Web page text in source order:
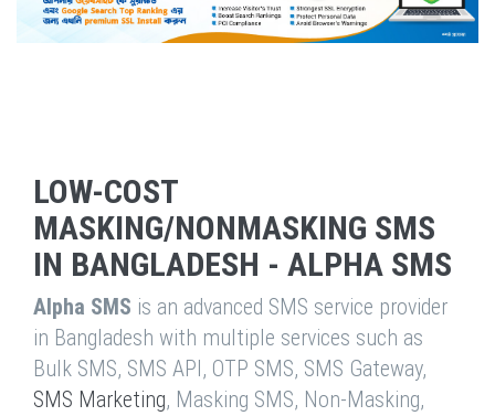
LOW-COST
MASKING/NONMASKING SMS
IN BANGLADESH - ALPHA SMS
Alpha SMS is an advanced SMS service provider
in Bangladesh with multiple services such as
Bulk SMS, SMS API, OTP SMS, SMS Gateway,
SMS Marketing, Masking SMS, Non-Masking,